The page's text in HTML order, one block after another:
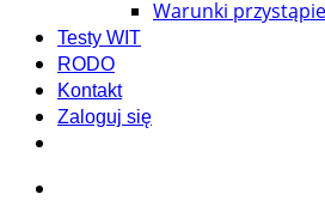
Warunki
Testy WIT
RODO
Kontakt
Zaloguj się